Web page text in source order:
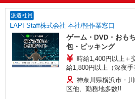
掲載期間終了
派遣社員
LAPI-Staff株式会社 本社/軽作業窓口
ゲーム・DVD・おも
包・ピッキング
時給1,400円以上
給1,800円以上（深夜手当含む
246,400円 （日勤シフ
場合） 時給1,400円×8h×22
316,800円 （夜勤シフ
神奈川県横浜市・
区他、勤務地多数!!